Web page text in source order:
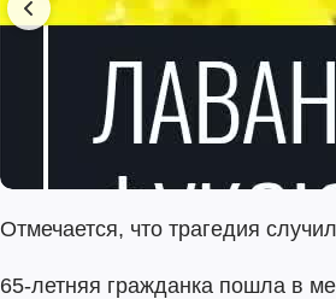
Отмечается, что трагедия
65-летняя гражданка пошла в